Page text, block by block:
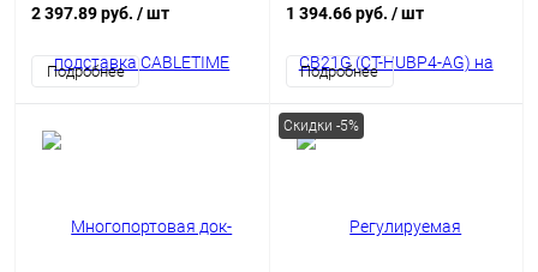
для ноутбука, серебристый
2 397.89 руб. / шт
Подробнее
1 394.66 руб. / шт
Подробнее
Скидки -5%